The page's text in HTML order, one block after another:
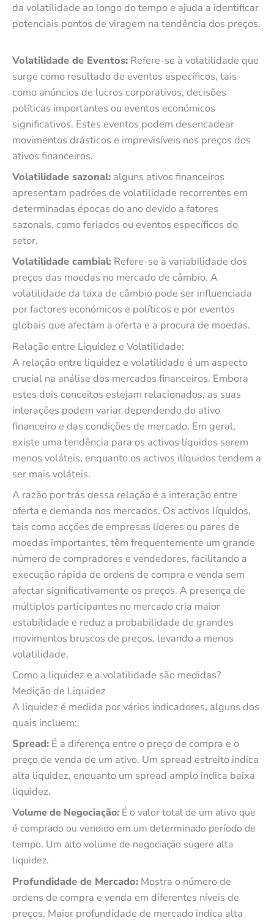
da volatilidade ao longo do tempo e ajuda a identificar
potenciais pontos de viragem na tendência dos preços.
Volatilidade de Eventos: Refere-se à volatilidade que
surge como resultado de eventos específicos, tais
como anúncios de lucros corporativos, decisões
políticas importantes ou eventos económicos
significativos. Estes eventos podem desencadear
movimentos drásticos e imprevisíveis nos preços dos
ativos financeiros.
Volatilidade sazonal: alguns ativos financeiros
apresentam padrões de volatilidade recorrentes em
determinadas épocas do ano devido a fatores
sazonais, como feriados ou eventos específicos do
setor.
Volatilidade cambial: Refere-se à variabilidade dos
preços das moedas no mercado de câmbio. A
volatilidade da taxa de câmbio pode ser influenciada
por factores económicos e políticos e por eventos
globais que afectam a oferta e a procura de moedas.
Relação entre Liquidez e Volatilidade:
A relação entre liquidez e volatilidade é um aspecto
crucial na análise dos mercados financeiros. Embora
estes dois conceitos estejam relacionados, as suas
interações podem variar dependendo do ativo
financeiro e das condições de mercado. Em geral,
existe uma tendência para os activos líquidos serem
menos voláteis, enquanto os activos ilíquidos tendem a
ser mais voláteis.
A razão por trás dessa relação é a interação entre
oferta e demanda nos mercados. Os activos líquidos,
tais como acções de empresas líderes ou pares de
moedas importantes, têm frequentemente um grande
número de compradores e vendedores, facilitando a
execução rápida de ordens de compra e venda sem
afectar significativamente os preços. A presença de
múltiplos participantes no mercado cria maior
estabilidade e reduz a probabilidade de grandes
movimentos bruscos de preços, levando a menos
volatilidade.
Como a liquidez e a volatilidade são medidas?
Medição de Liquidez
A liquidez é medida por vários indicadores, alguns dos
quais incluem:
Spread: É a diferença entre o preço de compra e o
preço de venda de um ativo. Um spread estreito indica
alta liquidez, enquanto um spread amplo indica baixa
liquidez.
Volume de Negociação: É o valor total de um ativo que
é comprado ou vendido em um determinado período de
tempo. Um alto volume de negociação sugere alta
liquidez.
Profundidade de Mercado: Mostra o número de
ordens de compra e venda em diferentes níveis de
preços. Maior profundidade de mercado indica alta